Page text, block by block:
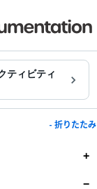
ティビティ
- 折りたたみ